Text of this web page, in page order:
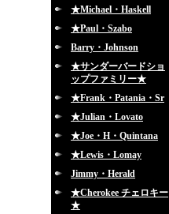
★Michael・Haskell
★Paul・Szabo
Barry・Johnson
★サンダーバードショ
ップファミリー★
★Frank・Patania・Sr
★Julian・Lovato
★Joe・H・Quintana
★Lewis・Lomay
Jimmy・Herald
★Cherokee チェロキー
★